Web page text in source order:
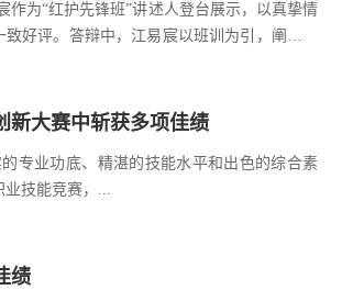
作为“红护先锋班”讲述人登台展示，以真挚情
好评。答辩中，江易宸以班训为引，阐述了
大赛中斩获多项佳绩
专业功底、精湛的技能水平和出色的综合素
业技能竞赛，...
绩